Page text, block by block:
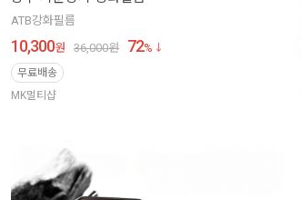
ATB강화필름
10,300원 36,000원 72%
무료배송
MK멀티샵